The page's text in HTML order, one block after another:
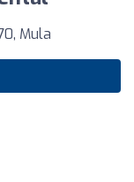
Mula